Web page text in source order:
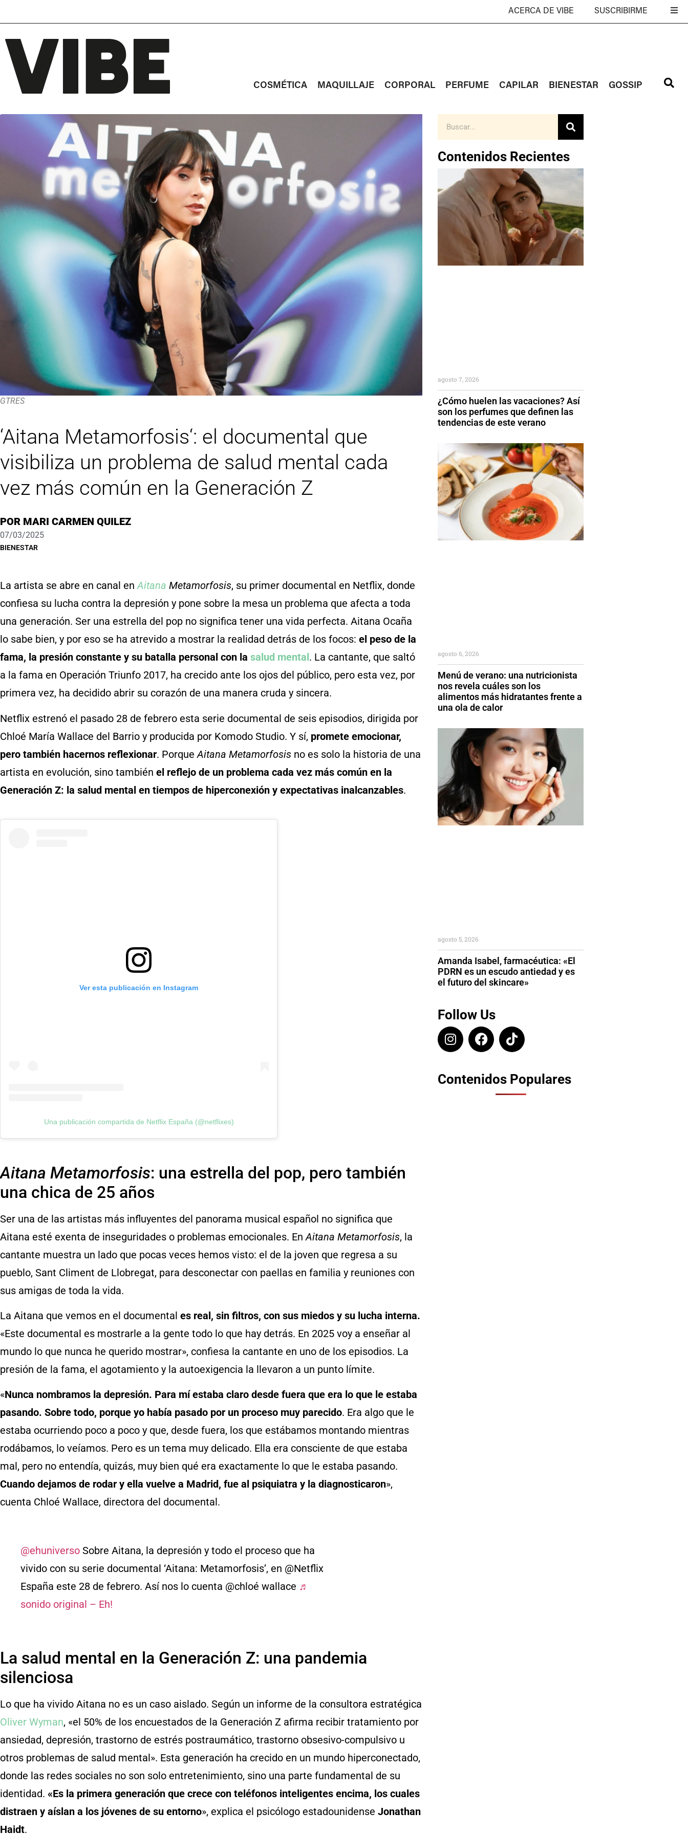
ACERCA DE VIBE SUSCRIBIRME
COSMÉTICA MAQUILLAJE CORPORAL PERFUME CAPILAR BIENESTAR GOSSIP
GTRES
‘Aitana Metamorfosis‘: el documental que
visibiliza un problema de salud mental cada
vez más común en la Generación Z
POR MARI CARMEN QUILEZ
07/03/2025
BIENESTAR
La artista se abre en canal enAitana Metamorfosis, su primer documental en Netflix, donde
confiesa su lucha contra la depresión y pone sobre la mesa un problema que afecta a toda
una generación. Ser una estrella del pop no significa tener una vida perfecta. Aitana Ocaña
lo sabe bien, y por eso se ha atrevido a mostrar la realidad detrás de los focos: el peso de la
fama, la presión constante y su batalla personal con la salud mental. La cantante, que saltó
a la fama en Operación Triunfo 2017, ha crecido ante los ojos del público, pero esta vez, por
primera vez, ha decidido abrir su corazón de una manera cruda y sincera.
Netflix estrenó el pasado 28 de febrero esta serie documental de seis episodios, dirigida por
Chloé María Wallace del Barrio y producida por Komodo Studio. Y sí, promete emocionar,
pero también hacernos reflexionar. Porque Aitana Metamorfosis no es solo la historia de una
artista en evolución, sino también el reflejo de un problema cada vez más común en la
Generación Z: la salud mental en tiempos de hiperconexión y expectativas inalcanzables.
Ver esta publicación en Instagram
Una publicación compartida de Netflix España (@netflixes)
Aitana Metamorfosis: una estrella del pop, pero también
una chica de 25 años
Ser una de las artistas más influyentes del panorama musical español no significa que
Aitana esté exenta de inseguridades o problemas emocionales. En Aitana Metamorfosis, la
cantante muestra un lado que pocas veces hemos visto: el de la joven que regresa a su
pueblo, Sant Climent de Llobregat, para desconectar con paellas en familia y reuniones con
sus amigas de toda la vida.
La Aitana que vemos en el documental es real, sin filtros, con sus miedos y su lucha interna.
«Este documental es mostrarle a la gente todo lo que hay detrás. En 2025 voy a enseñar al
mundo lo que nunca he querido mostrar», confiesa la cantante en uno de los episodios. La
presión de la fama, el agotamiento y la autoexigencia la llevaron a un punto límite.
«Nunca nombramos la depresión. Para mí estaba claro desde fuera que era lo que le estaba
pasando. Sobre todo, porque yo había pasado por un proceso muy parecido. Era algo que le
estaba ocurriendo poco a poco y que, desde fuera, los que estábamos montando mientras
rodábamos, lo veíamos. Pero es un tema muy delicado. Ella era consciente de que estaba
mal, pero no entendía, quizás, muy bien qué era exactamente lo que le estaba pasando.
Cuando dejamos de rodar y ella vuelve a Madrid, fue al psiquiatra y la diagnosticaron»,
cuenta Chloé Wallace, directora del documental.
@ehuniverso Sobre Aitana, la depresión y todo el proceso que ha
vivido con su serie documental ‘Aitana: Metamorfosis’, en @Netflix
España este 28 de febrero. Así nos lo cuenta @chloé wallace ♬
sonido original – Eh!
La salud mental en la Generación Z: una pandemia
silenciosa
Lo que ha vivido Aitana no es un caso aislado. Según un informe de la consultora estratégica
Oliver Wyman, «el 50% de los encuestados de la Generación Z afirma recibir tratamiento por
ansiedad, depresión, trastorno de estrés postraumático, trastorno obsesivo-compulsivo u
otros problemas de salud mental». Esta generación ha crecido en un mundo hiperconectado,
donde las redes sociales no son solo entretenimiento, sino una parte fundamental de su
identidad. «Es la primera generación que crece con teléfonos inteligentes encima, los cuales
distraen y aíslan a los jóvenes de su entorno», explica el psicólogo estadounidense Jonathan
Haidt.
Contenidos Recientes
¿Cómo huelen las vacaciones? Así
son los perfumes que definen las
tendencias de este verano
agosto 7, 2026
Menú de verano: una nutricionista
nos revela cuáles son los
alimentos más hidratantes frente a
una ola de calor
agosto 6, 2026
Amanda Isabel, farmacéutica: «El
PDRN es un escudo antiedad y es
el futuro del skincare»
agosto 5, 2026
Follow Us
Contenidos Populares